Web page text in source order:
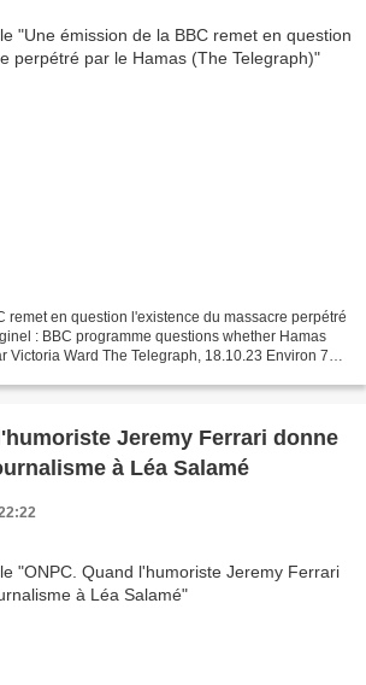
remet en question l'existence du massacre perpétré
: BBC programme questions whether Hamas
Victoria Ward The Telegraph, 18.10.23 Environ 70
Jeremy Ferrari donne
à Léa Salamé